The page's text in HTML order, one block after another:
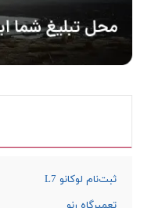
ثبت‌نام لوکانو L7